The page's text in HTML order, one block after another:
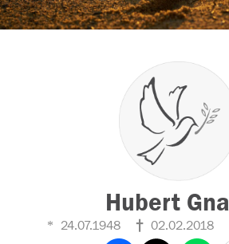
Hubert
24.07.1948 02.02.2018